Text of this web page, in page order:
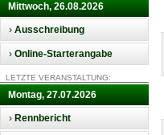
Mittwoch, 26.08.2026
› Ausschreibung
› Online-Starterangabe
LETZTE VERANSTALTUNG:
Montag, 27.07.2026
› Rennbericht